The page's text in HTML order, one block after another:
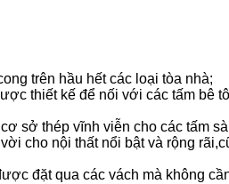
trên hầu hết các loại tòa nhà;
thiết kế để nối với các tấm bê
sở thép vĩnh viễn cho các tấm
cho nội thất nổi bật và rộng
đặt qua các vách mà không